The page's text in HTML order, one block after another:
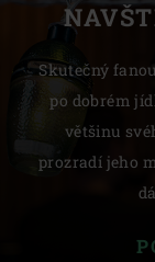
Skutečný
po dobrém
většinu
prozradí jeho